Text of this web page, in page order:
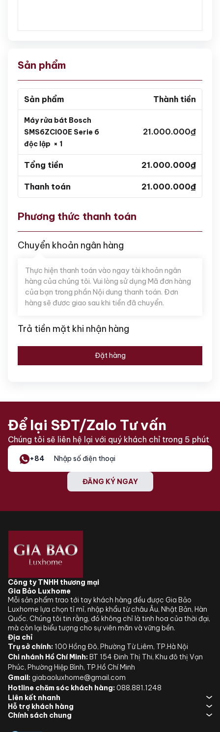
Sản phẩm
Sản phẩm Thành tiền
Máy rửa bát Bosch
SMS6ZCI00E Serie 6
độc lập × 1
21.000.000₫
Tổng tiền 21.000.000₫
Thanh toán 21.000.000₫
Phương thức thanh toán
Chuyển khoản ngân hàng
Thực hiện thanh toán vào ngay tài khoản ngân
hàng của chúng tôi. Vui lòng sử dụng Mã đơn hàng
của bạn trong phần Nội dung thanh toán. Đơn
hàng sẽ đươc giao sau khi tiền đã chuyển.
Trả tiền mặt khi nhận hàng
Đặt hàng
Để lại SĐT/Zalo Tư vấn
Chúng tôi sẽ liên hệ lại với quý khách chỉ trong 5 phút
+84
ĐĂNG KÝ NGAY
Công ty TNHH thương mại
Gia Bảo Luxhome
Mỗi sản phẩm trao tới tay khách hàng đều được Gia Bảo
Luxhome lựa chọn tỉ mỉ, nhập khẩu từ châu Âu, Nhật Bản, Hàn
Quốc. Chúng tôi tin rằng, đó không chỉ là tinh hoa của thời đại,
mà còn lại biểu tượng cho sự viên mãn và vững bền.
Địa chỉ
Trụ sở chính: 100 Hồng Đô, Phường Từ Liêm, TP.Hà Nội
Chi nhánh Hồ Chí Minh: BT 154 Đinh Thị Thi, Khu đô thị Vạn
Phúc, Phường Hiệp Bình, TP.Hồ Chí Minh
Gmail: giabaoluxhome@gmail.com
Hotline chăm sóc khách hàng: 088.881.1248
Liên kết nhanh
Hỗ trợ khách hàng
Chính sách chung